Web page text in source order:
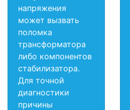
напряжения
может вызвать
поломка
трансформатора
либо компонентов
стабилизатора.
Для точной
диагностики
причины